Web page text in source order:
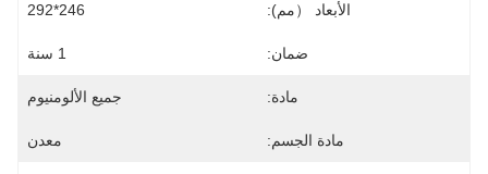
الأبعاد （مم): 246*292
ضمان: 1 سنة
مادة: جميع الألومنيوم
مادة الجسم: معدن